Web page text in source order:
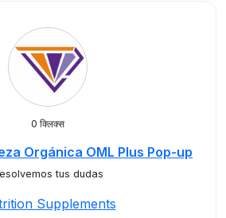
0 क्लिक्स
Orgánica OML Plus Pop-up
tus dudas
Supplements